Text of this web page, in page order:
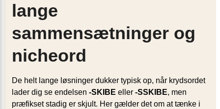
lange
sammensætninger og
nicheord
De helt lange løsninger dukker typisk op, når krydsordet
lader dig se endelsen -SKIBE eller -SSKIBE, men
præfikset stadig er skjult. Her gælder det om at tænke i